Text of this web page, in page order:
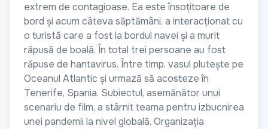
extrem de contagioase. Ea este însoțitoare de
bord și acum câteva săptămâni, a interacționat cu
o turistă care a fost la bordul navei și a murit
răpusă de boală. În total trei persoane au fost
răpuse de hantavirus. Între timp, vasul plutește pe
Oceanul Atlantic și urmază să acosteze în
Tenerife, Spania. Subiectul, asemănător unui
scenariu de film, a stârnit teama pentru izbucnirea
unei pandemii la nivel globală. Organizația